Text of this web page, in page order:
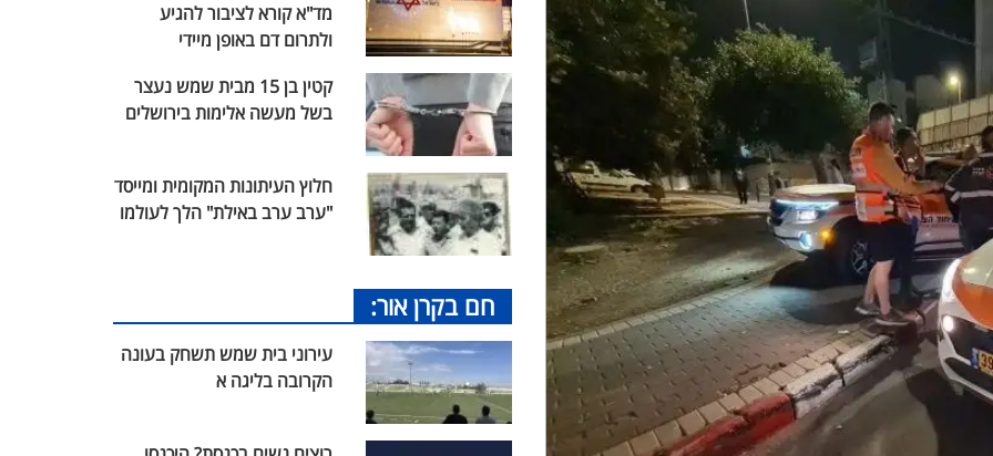
מד"א קורא לציבור להגיע
ולתרום דם באופן מיידי
קטין בן 15 מבית שמש נעצר
בשל מעשה אלימות בירושלים
חלוץ העיתונות המקומית ומייסד
"ערב ערב באילת" הלך לעולמו
חם בקרן אור:
עירוני בית שמש תשחק בעונה
הקרובה בליגה א